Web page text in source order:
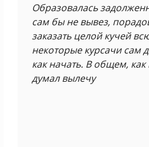
Образовалась
сам бы не вывез,
заказать целой кучей
некоторые курсачи сам
как начать. В общем, как
думал вылечу